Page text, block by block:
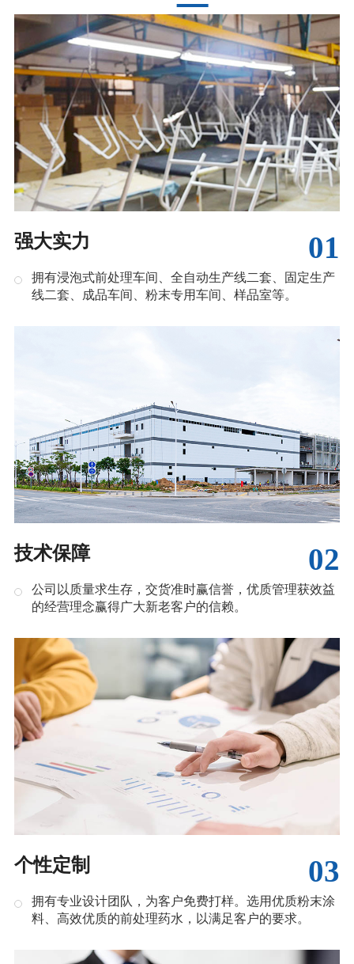
01
强大实力
拥有浸泡式前处理车间、全自动生产线二套、固定生产
线二套、成品车间、粉末专用车间、样品室等。
02
技术保障
公司以质量求生存，交货准时赢信誉，优质管理获效益
的经营理念赢得广大新老客户的信赖。
03
个性定制
拥有专业设计团队，为客户免费打样。选用优质粉末涂
料、高效优质的前处理药水，以满足客户的要求。